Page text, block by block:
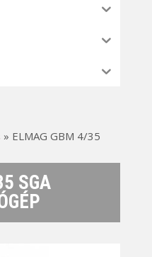
» ELMAG GBM 4/35
SGA